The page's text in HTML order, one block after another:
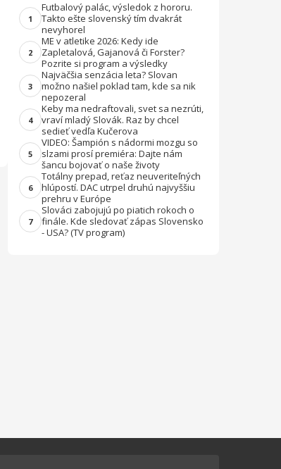
1
Futbalový palác, výsledok z hororu.
Takto ešte slovenský tím dvakrát
nevyhorel
2
ME v atletike 2026: Kedy ide
Zapletalová, Gajanová či Forster?
Pozrite si program a výsledky
3
Najväčšia senzácia leta? Slovan
možno našiel poklad tam, kde sa nik
nepozeral
4
Keby ma nedraftovali, svet sa nezrúti,
vraví mladý Slovák. Raz by chcel
sedieť vedľa Kučerova
5
VIDEO: Šampión s nádormi mozgu so
slzami prosí premiéra: Dajte nám
šancu bojovať o naše životy
6
Totálny prepad, reťaz neuveriteľných
hlúpostí. DAC utrpel druhú najvyššiu
prehru v Európe
7
Slováci zabojujú po piatich rokoch o
finále. Kde sledovať zápas Slovensko
- USA? (TV program)